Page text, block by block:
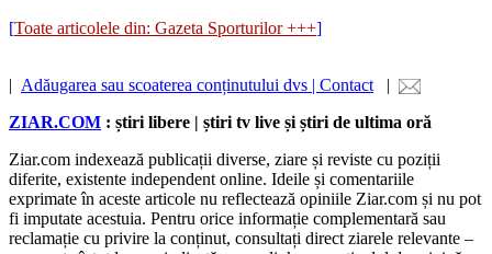
[Toate articolele din: Gazeta Sporturilor +++]
| Adăugarea sau scoaterea conținutului dvs | Contact |
ZIAR.COM : știri libere | știri tv live și știri de ultima oră
Ziar.com indexează publicații diverse, ziare și reviste cu poziții
diferite, existente independent online. Ideile și comentariile
exprimate în aceste articole nu reflectează opiniile Ziar.com și nu pot
fi imputate acestuia. Pentru orice informație complementară sau
reclamație cu privire la conținut, consultați direct ziarele relevante –